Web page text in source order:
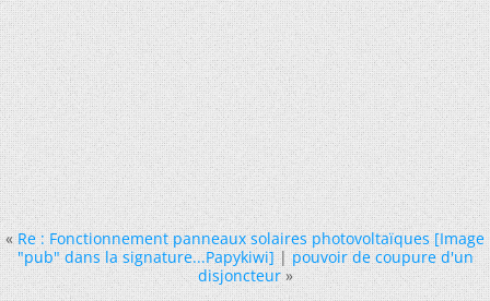
« Re : Fonctionnement panneaux solaires photovoltaïques [Image
"pub" dans la signature...Papykiwi]|pouvoir de coupure d'un
disjoncteur »